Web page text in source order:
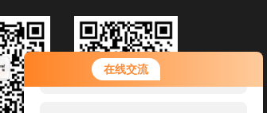
在线交流
您好！欢迎前来咨询，很高兴为您
服务，请问您要咨询什么问题呢？